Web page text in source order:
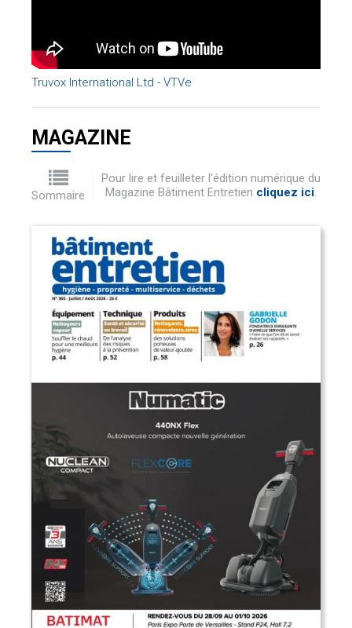
Truvox International Ltd - VTVe
MAGAZINE
Sommaire
Pour lire et feuilleter l'édition numérique du
Magazine Bâtiment Entretien cliquez ici.